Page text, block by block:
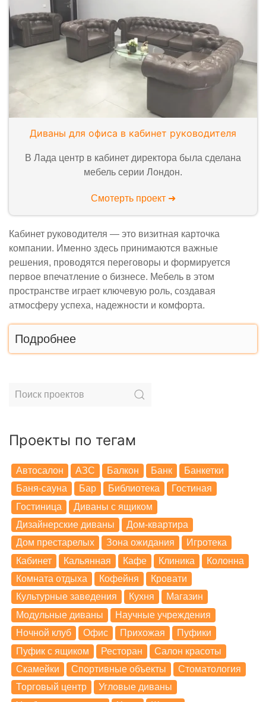
Диваны для офиса в кабинет руководителя
В Лада центр в кабинет директора была сделана
мебель серии Лондон.
Смотерть проект ➜
Кабинет руководителя — это визитная карточка
компании. Именно здесь принимаются важные
решения, проводятся переговоры и формируется
первое впечатление о бизнесе. Мебель в этом
пространстве играет ключевую роль, создавая
атмосферу успеха, надежности и комфорта.
Подробнее
Проекты по тегам
Автосалон АЗС Балкон Банк
Банкетки
Баня-сауна
Бар Библиотека
Гостиная
Гостиница
Диваны с ящиком
Дизайнерские диваны
Дом-квартира
Дом престарелых
Зона ожидания
Игротека
Кабинет
Кальянная Кафе Клиника
Колонна
Комната отдыха
Кофейня
Кровати
Культурные заведения
Кухня
Магазин
Модульные диваны
Научные учреждения
Ночной клуб
Офис Прихожая
Пуфики
Пуфик с ящиком
Ресторан
Салон красоты
Скамейки
Спортивные объекты
Стоматология
Торговый центр
Угловые диваны